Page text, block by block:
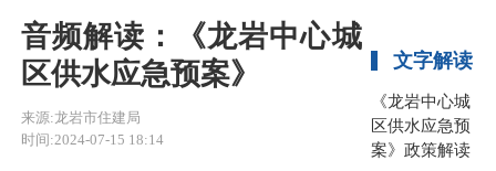
音频解读：《龙岩中心城
区供水应急预案》
来源:龙岩市住建局
时间:2024-07-15 18:14
文字解读
《龙岩中心城
区供水应急预
案》政策解读